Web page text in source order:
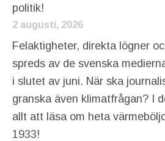
politik!
2 augusti, 2026
Felaktigheter, direkta lögner
spreds av de svenska
i slutet av juni. När ska
granska även klimatfrågan? I
allt att läsa om heta
1933!